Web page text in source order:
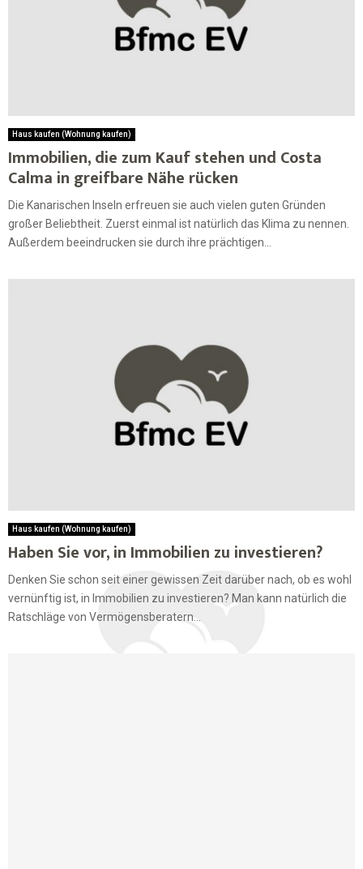
Haus kaufen (Wohnung kaufen)
Immobilien, die zum Kauf stehen und Costa
Calma in greifbare Nähe rücken
Die Kanarischen Inseln erfreuen sie auch vielen guten Gründen
großer Beliebtheit. Zuerst einmal ist natürlich das Klima zu nennen.
Außerdem beeindrucken sie durch ihre prächtigen...
Haus kaufen (Wohnung kaufen)
Haben Sie vor, in Immobilien zu investieren?
Denken Sie schon seit einer gewissen Zeit darüber nach, ob es wohl
vernünftig ist, in Immobilien zu investieren? Man kann natürlich die
Ratschläge von Vermögensberatern...